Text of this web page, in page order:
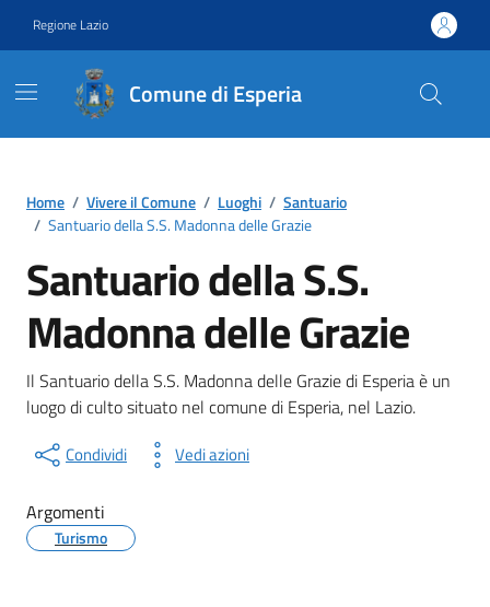
Regione Lazio
Comune di Esperia
Home / Vivere il Comune / Luoghi / Santuario
/ Santuario della S.S. Madonna delle Grazie
Santuario della S.S.
Madonna delle Grazie
Il Santuario della S.S. Madonna delle Grazie di Esperia è un
luogo di culto situato nel comune di Esperia, nel Lazio.
Condividi Vedi azioni
Argomenti
Turismo